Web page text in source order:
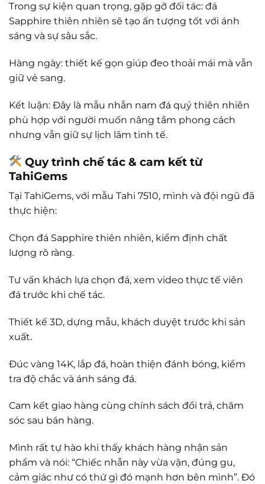
Trong sự kiện quan trọng, gặp gỡ đối tác: đá
Sapphire thiên nhiên sẽ tạo ấn tượng tốt với ánh
sáng và sự sâu sắc.
Hàng ngày: thiết kế gọn giúp đeo thoải mái mà vẫn
giữ vẻ sang.
Kết luận: Đây là mẫu nhẫn nam đá quý thiên nhiên
phù hợp với người muốn nâng tầm phong cách
nhưng vẫn giữ sự lịch lãm tinh tế.
Quy trình chế tác & cam kết từ
TahiGems
Tại TahiGems, với mẫu Tahi 7510, mình và đội ngũ đã
thực hiện:
Chọn đá Sapphire thiên nhiên, kiểm định chất
lượng rõ ràng.
Tư vấn khách lựa chọn đá, xem video thực tế viên
đá trước khi chế tác.
Thiết kế 3D, dựng mẫu, khách duyệt trước khi sản
xuất.
Đúc vàng 14K, lắp đá, hoàn thiện đánh bóng, kiểm
tra độ chắc và ánh sáng đá.
Cam kết giao hàng cùng chính sách đổi trả, chăm
sóc sau bán hàng.
Mình rất tự hào khi thấy khách hàng nhận sản
phẩm và nói: “Chiếc nhẫn này vừa vặn, đúng gu,
cảm giác như có thứ gì đó mạnh hơn bên mình”. Đó